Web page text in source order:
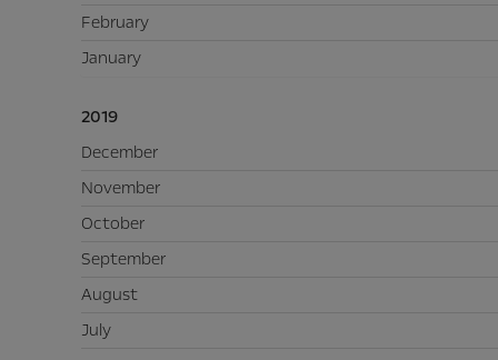
February
January
2019
December
November
October
September
August
July